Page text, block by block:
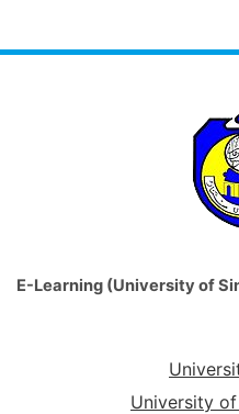
E-Learning (University of
University